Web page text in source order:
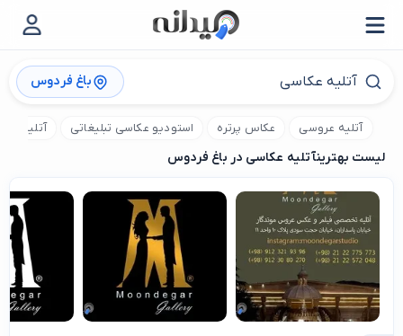
باغ فردوس
آتلیه عروسی عکاس پرتره استودیو عکاسی تبلیغاتی آتلیه
لیست بهترینآتلیه عکاسی در باغ فردوس